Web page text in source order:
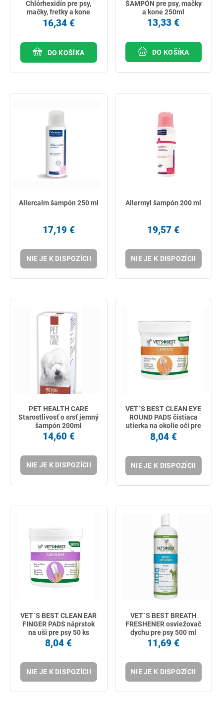
Chlórhexidín pre psy,
mačky, fretky a kone
250ml
16,34 €
DO KOŠÍKA
ŠAMPÓN pre psy, mačky
a kone 250ml
13,33 €
DO KOŠÍKA
Allercalm šampón 250 ml
17,19 €
NIE JE K DISPOZÍCII
Allermyl šampón 200 ml
19,57 €
NIE JE K DISPOZÍCII
PET HEALTH CARE
Starostlivosť o srsť jemný
šampón 200ml
14,60 €
NIE JE K DISPOZÍCII
VET´S BEST CLEAN EYE
ROUND PADS čistiaca
utierka na okolie oči pre
psy 100 ks
8,04 €
NIE JE K DISPOZÍCII
VET´S BEST CLEAN EAR
FINGER PADS náprstok
na uši pre psy 50 ks
8,04 €
NIE JE K DISPOZÍCII
VET´S BEST BREATH
FRESHENER osviežovač
dychu pre psy 500 ml
11,69 €
NIE JE K DISPOZÍCII